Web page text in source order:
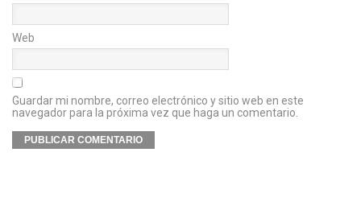
Web
Guardar mi nombre, correo electrónico y sitio web en este
navegador para la próxima vez que haga un comentario.